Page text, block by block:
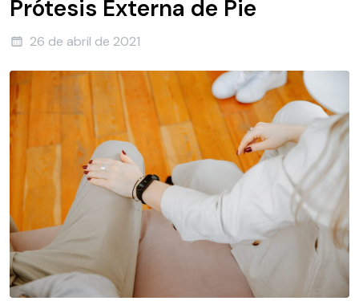
Prótesis Externa de Pie
26 de abril de 2021